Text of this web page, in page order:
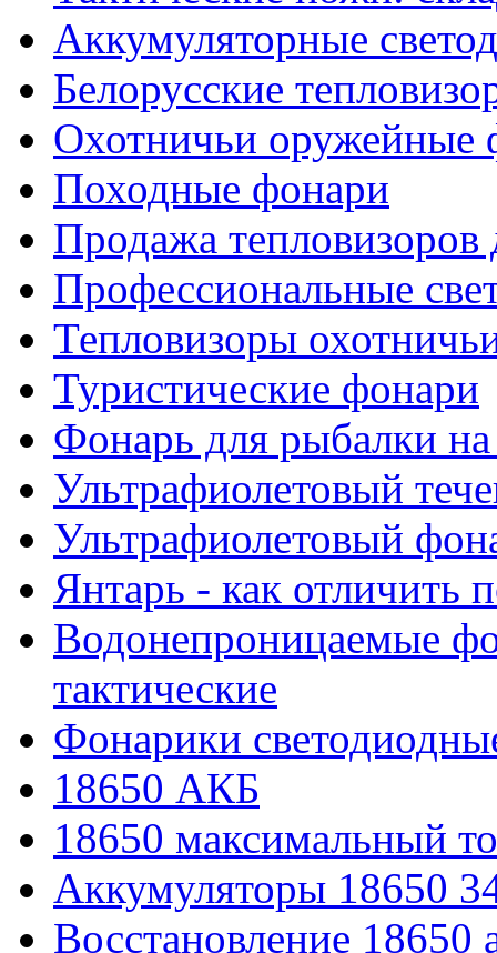
Аккумуляторные
Белорусские
Охотничьи оружейные
Походные фонари
Продажа тепловизоров
Профессиональные
Тепловизоры
Туристические фонари
Фонарь для рыбалки на
Ультрафиолетовый
Ультрафиолетовый
Янтарь - как отличить
Водонепроницаемые
тактические
Фонарики
18650 АКБ
18650 максимальный
Аккумуляторы 18650
Восстановление 18650